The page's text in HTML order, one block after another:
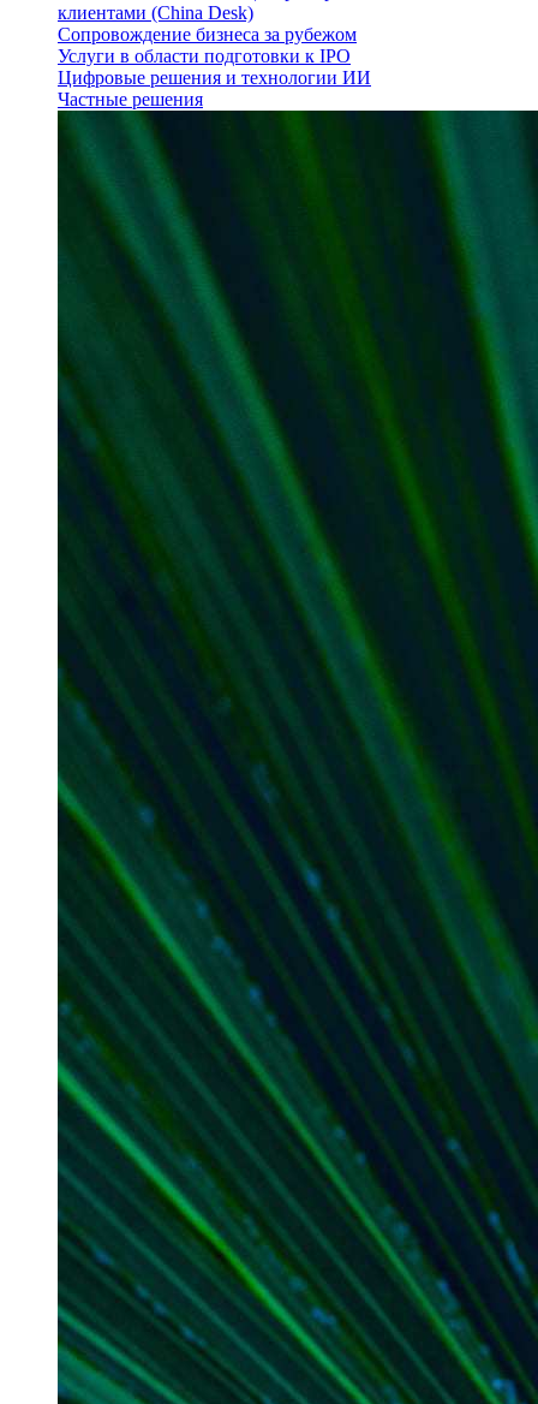
клиентами (China Desk)
Сопровождение бизнеса за рубежом
Услуги в области подготовки к IPO
Цифровые решения и технологии ИИ
Частные решения